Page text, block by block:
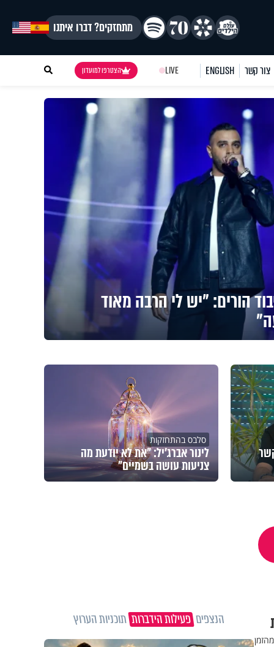
מתחזקים? דברו איתנו
צור קשר ENGLISH
LIVE הצטרפו למועדון
הורים: "יש לי הרבה מאוד
הקשר
סלבס בהתחזקות
לינור אברג'יל: "את לא יודעת מה
צניעות עושה בשמיים"
הנצפיםפעילות הידברותתוכניות הערוץ